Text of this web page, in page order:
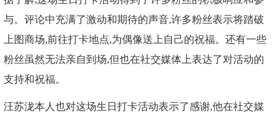
与。评论中充满了激动和期待的声音,许多粉丝表示将踏破
上图商场,前往打卡地点,为偶像送上自己的祝福。还有一些
粉丝虽然无法亲自到场,但也在社交媒体上表达了对活动的
支持和祝福。
汪苏泷本人也对这场生日打卡活动表示了感谢,他在社交媒